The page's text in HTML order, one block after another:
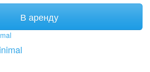
В аренду